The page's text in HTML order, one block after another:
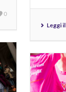
0
Leggi